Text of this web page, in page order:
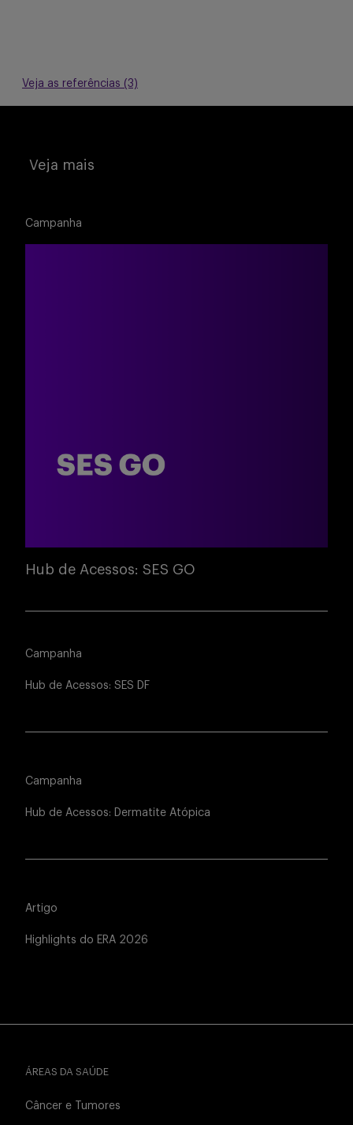
Veja as referências (3)
Veja mais
Campanha
Hub de Acessos: SES GO
Campanha
Hub de Acessos: SES DF
Campanha
Hub de Acessos: Dermatite Atópica
Artigo
Highlights do ERA 2026
ÁREAS DA SAÚDE
Câncer e Tumores